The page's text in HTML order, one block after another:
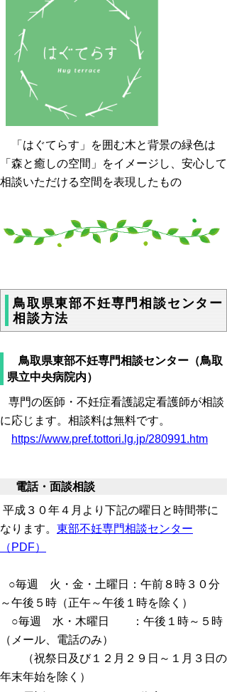
「はぐてらす」を囲む木と背景の緑色は
「森と癒しの空間」をイメージし、安心して
相談いただける空間を表現したもの
鳥取県東部不妊専門相談センター
相談方法
鳥取県東部不妊専門相談センター（鳥取
県立中央病院内）
専門の医師・不妊症看護認定看護師が相談
に応じます。相談料は無料です。
https://www.pref.tottori.lg.jp/280991.htm
電話・面談相談
平成３０年４月より下記の曜日と時間帯に
なります。 東部不妊専門相談センター
（PDF）
○毎週 火・金・土曜日：午前８時３０分
～午後５時（正午～午後１時を除く）
○毎週 水・木曜日 ：午後１時～５時
（メール、電話のみ）
（祝祭日及び１２月２９日～１月３日の
年末年始を除く）